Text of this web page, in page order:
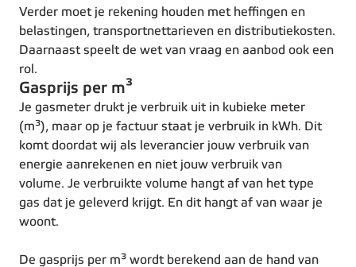
Verder moet je rekening houden met heffingen en
belastingen, transportnettarieven en distributiekosten.
Daarnaast speelt de wet van vraag en aanbod ook een
rol.
Gasprijs per m³
Je gasmeter drukt je verbruik uit in kubieke meter
(m³), maar op je factuur staat je verbruik in kWh. Dit
komt doordat wij als leverancier jouw verbruik van
energie aanrekenen en niet jouw verbruik van
volume. Je verbruikte volume hangt af van het type
gas dat je geleverd krijgt. En dit hangt af van waar je
woont.
De gasprijs per m³ wordt berekend aan de hand van